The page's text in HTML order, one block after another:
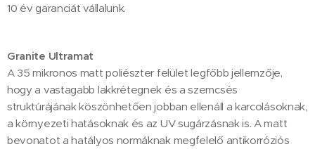
10 év garanciát vállalunk.
Granite Ultramat
A 35 mikronos matt poliészter felület legfőbb jellemzője,
hogy a vastagabb lakkrétegnek és a szemcsés
struktúrájának köszönhetően jobban ellenáll a karcolásoknak,
a környezeti hatásoknak és az UV sugárzásnak is. A matt
bevonatot a hatályos normáknak megfelelő antikorróziós